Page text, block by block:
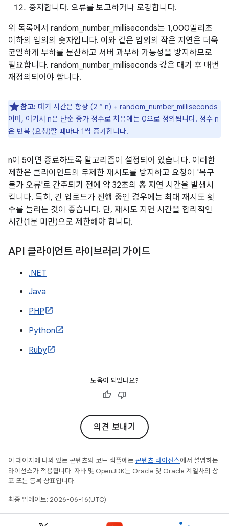
중지합니다. 오류를 보고하거나 로깅합니다.
위 목록에서 random_number_milliseconds는 1,000밀리초
이하의 임의의 숫자입니다. 이와 같은 임의의 작은 지연은 더욱
균일하게 부하를 분산하고 서버 과부하 가능성을 방지하므로
필요합니다. random_number_milliseconds 값은 대기 후 매번
재정의되어야 합니다.
참고: 대기 시간은 항상 (2 ^ n) + random_number_milliseconds
이며, 여기서 n은 단순 증가 정수로 처음에는 0으로 정의됩니다. 정수 n
은 반복 (요청)할 때마다 1씩 증가합니다.
n이 5이면 종료하도록 알고리즘이 설정되어 있습니다. 이러한
제한은 클라이언트의 무제한 재시도를 방지하고 요청이 '복구
불가 오류'로 간주되기 전에 약 32초의 총 지연 시간을 발생시
킵니다. 특히, 긴 업로드가 진행 중인 경우에는 최대 재시도 횟
수를 늘리는 것이 좋습니다. 단, 재시도 지연 시간을 합리적인
시간(1분 미만)으로 제한해야 합니다.
API 클라이언트 라이브러리 가이드
.NET
Java
PHP
Python
Ruby
도움이 되었나요?
의견 보내기
이 페이지에 나와 있는 콘텐츠와 코드 샘플에는 콘텐츠 라이선스에서 설명하는
라이선스가 적용됩니다. 자바 및 OpenJDK는 Oracle 및 Oracle 계열사의 상
표 또는 등록 상표입니다.
최종 업데이트: 2026-06-16(UTC)